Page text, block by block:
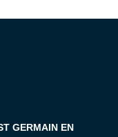
GERMAIN EN